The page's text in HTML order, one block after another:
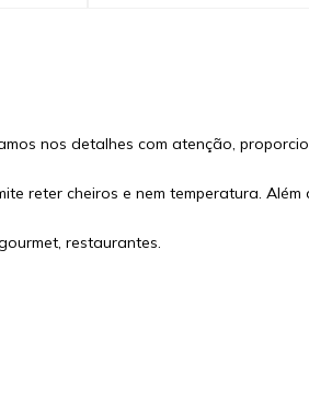
nos detalhes com atenção,
reter cheiros e nem temperatura. Além
restaurantes.